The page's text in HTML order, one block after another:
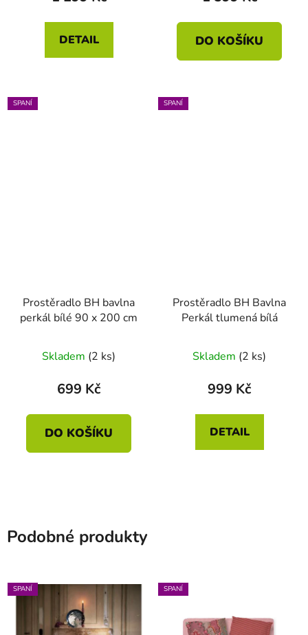
DETAIL DO KOŠÍKU
SPANÍ
Prostěradlo BH bavlna
perkál bílé 90 x 200 cm
Skladem (2 ks)
699 Kč
DO KOŠÍKU
SPANÍ
Prostěradlo BH Bavlna
Perkál tlumená bílá
Skladem (2 ks)
999 Kč
DETAIL
Podobné produkty
SPANÍ SPANÍ